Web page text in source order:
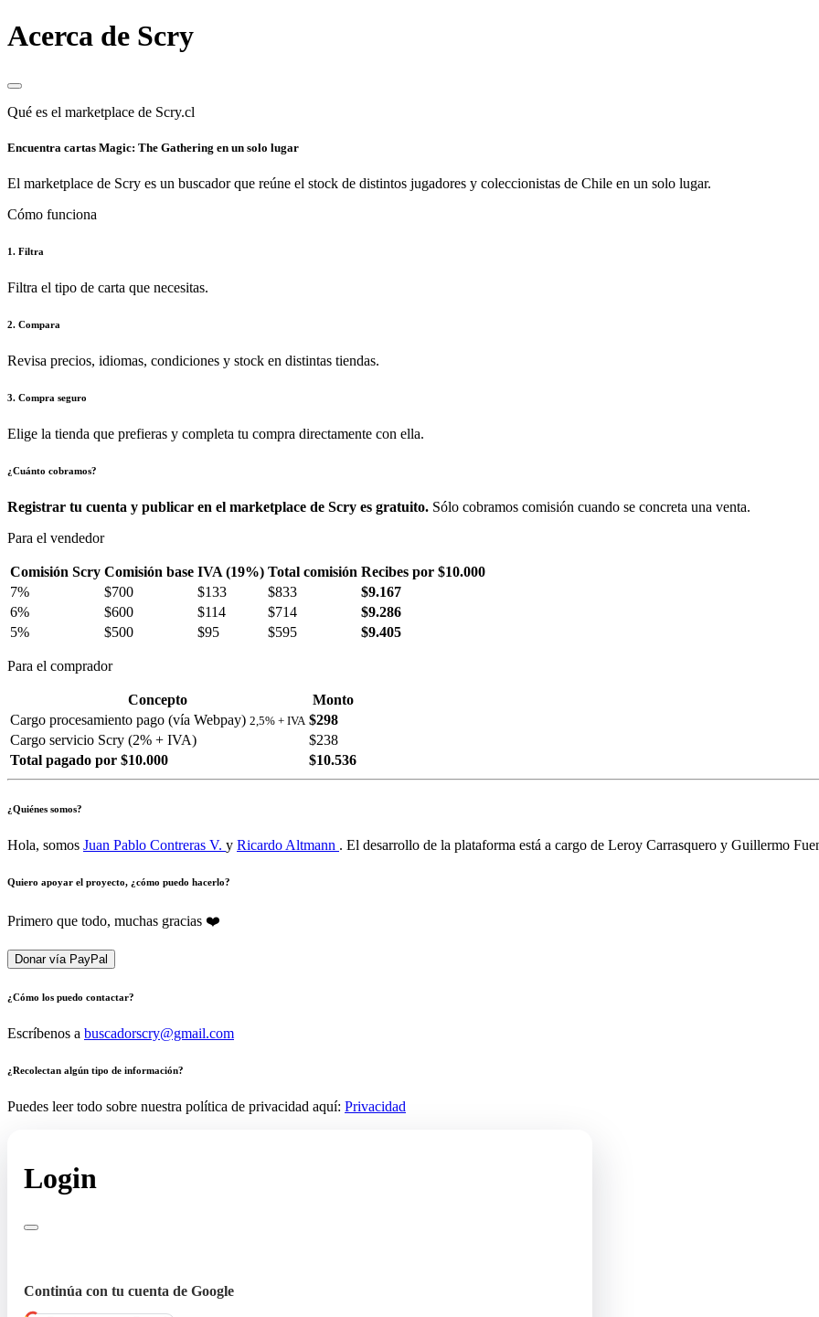
Acerca de Scry
Qué es el marketplace de Scry.cl
Encuentra cartas Magic: The Gathering en un solo lugar
El marketplace de Scry es un buscador que reúne el stock de distintos jugadores y coleccionistas de Chile en un solo lugar.
Cómo funciona
1. Filtra
Filtra el tipo de carta que necesitas.
2. Compara
Revisa precios, idiomas, condiciones y stock en distintas tiendas.
3. Compra seguro
Elige la tienda que prefieras y completa tu compra directamente con ella.
¿Cuánto cobramos?
Registrar tu cuenta y publicar en el marketplace de Scry es gratuito. Sólo cobramos comisión cuando se concreta una venta.
Para el vendedor
Comisión Scry Comisión base IVA (19%) Total comisión Recibes por $10.000
7%
$700 $133 $833
$9.167
6%
$600 $114 $714
$9.286
5%
$500 $95 $595 $9.405
Para el comprador
Concepto
Monto
Cargo procesamiento pago (vía Webpay) 2,5% + IVA $298
Cargo servicio Scry (2% + IVA)
$238
Total pagado por $10.000
$10.536
¿Quiénes somos?
Hola, somos Juan Pablo Contreras V. y Ricardo Altmann . El desarrollo de la plataforma está a cargo de Leroy Carrasquero y Guillermo
Quiero apoyar el proyecto, ¿cómo puedo hacerlo?
Primero que todo, muchas gracias ❤️
Donar vía PayPal
¿Cómo los puedo contactar?
Escríbenos a buscadorscry@gmail.com
¿Recolectan algún tipo de información?
Puedes leer todo sobre nuestra política de privacidad aquí: Privacidad
Login
Continúa con tu cuenta de Google